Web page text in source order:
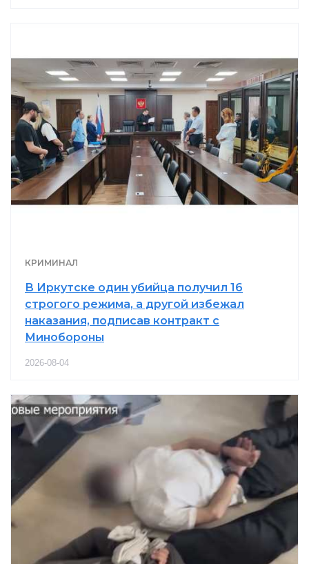
КРИМИНАЛ
В Иркутске один убийца получил 16
строгого режима, а другой избежал
наказания, подписав контракт с
Минобороны
2026-08-04